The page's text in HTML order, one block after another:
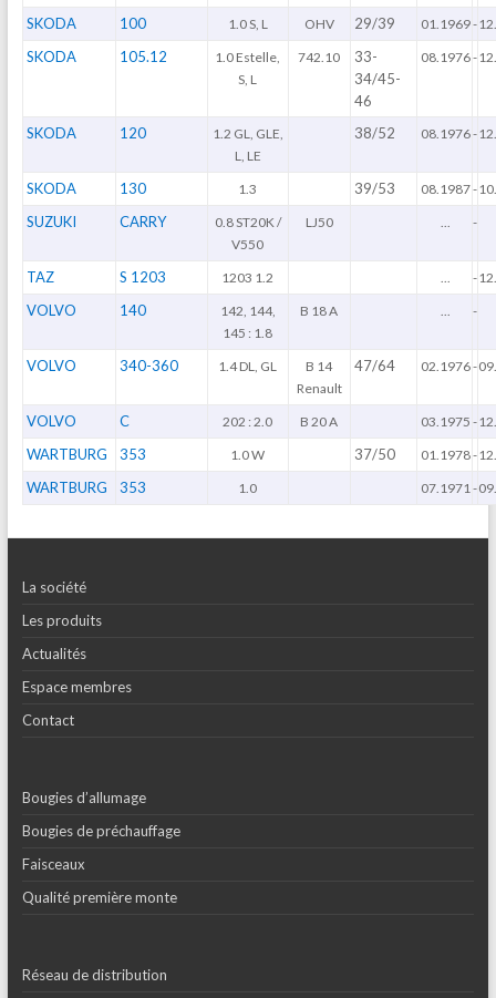
SKODA 100 1.0 S, L OHV 29/39 01.1969-
SKODA 105.12
1.0 Estelle,
S, L
742.10
33-
34/45-
46
08.1976-
SKODA 120
1.2 GL, GLE,
L, LE
38/52 08.1976-
SKODA 130 1.3 39/53 08.1987-
SUZUKI CARRY
0.8 ST20K /
V550
LJ50 -
TAZ S 1203 1203 1.2 -
VOLVO 140
142, 144,
145 : 1.8
B 18 A -
VOLVO 340-360 1.4 DL, GL
B 14
Renault
47/64 02.1976-
VOLVO C 202 : 2.0 B 20 A 03.1975 -
WARTBURG 353 1.0 W 37/50 01.1978-
WARTBURG 353 1.0 07.1971 -
La société
Les produits
Actualités
Espace membres
Contact
Bougies d’allumage
Bougies de préchauffage
Faisceaux
Qualité première monte
Réseau de distribution